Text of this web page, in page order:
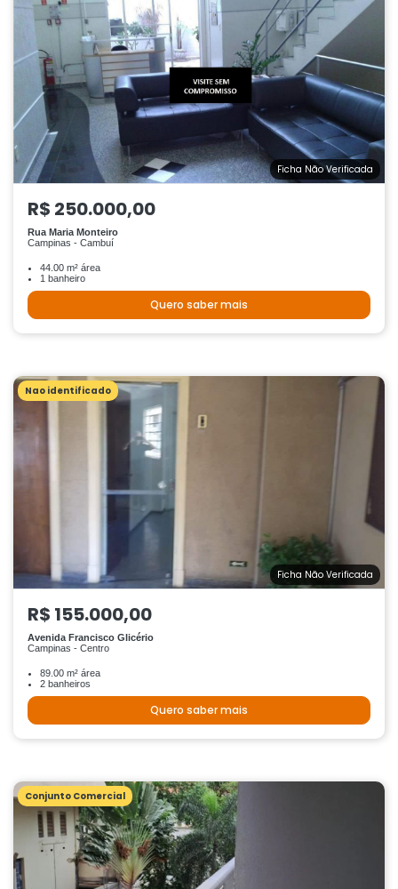
Ficha Não Verificada
R$ 250.000,00
Rua Maria Monteiro
Campinas - Cambuí
44.00 m² área
1 banheiro
Quero saber mais
Nao identificado
Ficha Não Verificada
R$ 155.000,00
Avenida Francisco Glicério
Campinas - Centro
89.00 m² área
2 banheiros
Quero saber mais
Conjunto Comercial